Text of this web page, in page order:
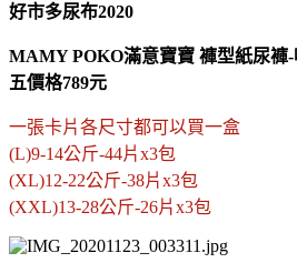
好市多尿布2020
MAMY POKO滿意寶寶 褲型紙尿褲
五價格789元
一張卡片各尺寸都可以買一盒
(L)9-14公斤-44片x3包
(XL)12-22公斤-38片x3包
(XXL)13-28公斤-26片x3包